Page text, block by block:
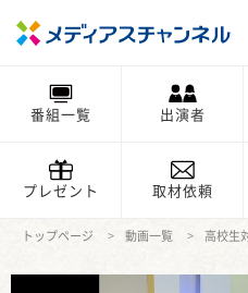
番組一覧 出演者
プレゼント 取材依頼
トップページ 動画一覧 高校生